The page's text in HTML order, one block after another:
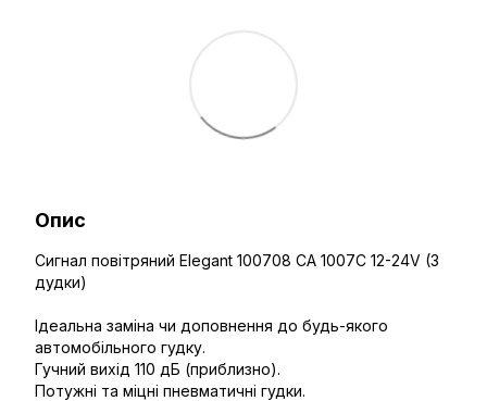
Опис
Сигнал повітряний Elegant 100708 CA 1007C 12-24V (3
дудки)
Ідеальна заміна чи доповнення до будь-якого
автомобільного гудку.
Гучний вихід 110 дБ (приблизно).
Потужні та міцні пневматичні гудки.